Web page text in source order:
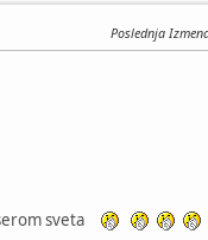
Poslednja
sveta